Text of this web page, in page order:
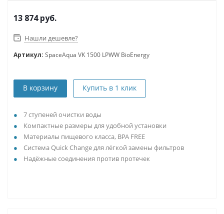
13 874руб.
Нашли дешевле?
Артикул: SpaceAqua VK 1500 LPWW BioEnergy
В корзину Купить в 1 клик
7 ступеней очистки воды
Компактные размеры для удобной установки
Материалы пищевого класса, BPA FREE
Система Quick Change для лёгкой замены фильтров
Надёжные соединения против протечек